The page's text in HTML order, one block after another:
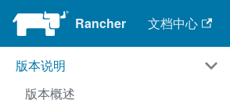
Rancher 文档中心
版本说明
版本概述